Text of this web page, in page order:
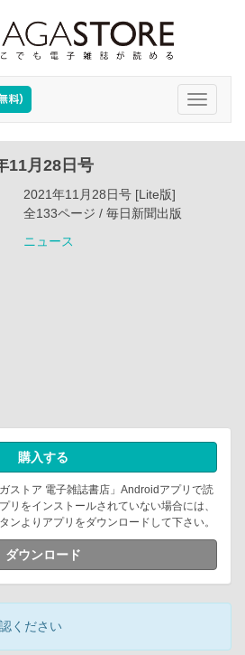
Toggle
11月28日号
2021年11月28日号 [Lite版]
全133ページ / 毎日新聞出版
ニュース
購入する
ストア 電子雑誌書店」Androidアプリで読
リをインストールされていない場合には、
ンよりアプリをダウンロードして下さい。
ダウンロード
ください